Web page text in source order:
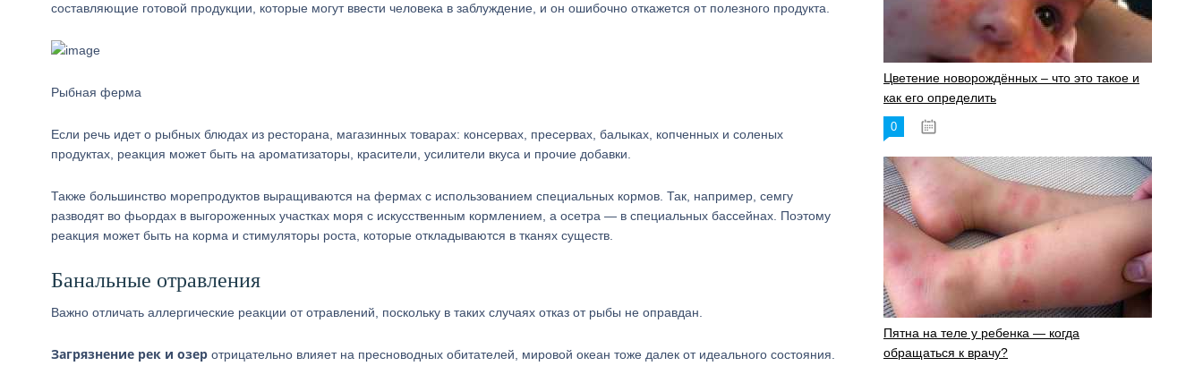
составляющие готовой продукции, которые могут ввести человека в заблуждение, и он ошибочно откажется от полезного продукта.
Рыбная ферма
Если речь идет о рыбных блюдах из ресторана, магазинных товарах: консервах, пресервах, балыках, копченных и соленых
продуктах, реакция может быть на ароматизаторы, красители, усилители вкуса и прочие добавки.
Также большинство морепродуктов выращиваются на фермах с использованием специальных кормов. Так, например, семгу
разводят во фьордах в выгороженных участках моря с искусственным кормлением, а осетра — в специальных бассейнах. Поэтому
реакция может быть на корма и стимуляторы роста, которые откладываются в тканях существ.
Банальные отравления
Важно отличать аллергические реакции от отравлений, поскольку в таких случаях отказ от рыбы не оправдан.
Загрязнение рек и озер отрицательно влияет на пресноводных обитателей, мировой океан тоже далек от идеального состояния.
Цветение новорождённых – что это такое и
как его определить
0
Пятна на теле у ребенка — когда
обращаться к врачу?